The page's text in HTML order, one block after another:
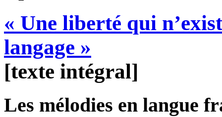
« Une liberté qui
langage »
[texte intégral]
Les mélodies en langue